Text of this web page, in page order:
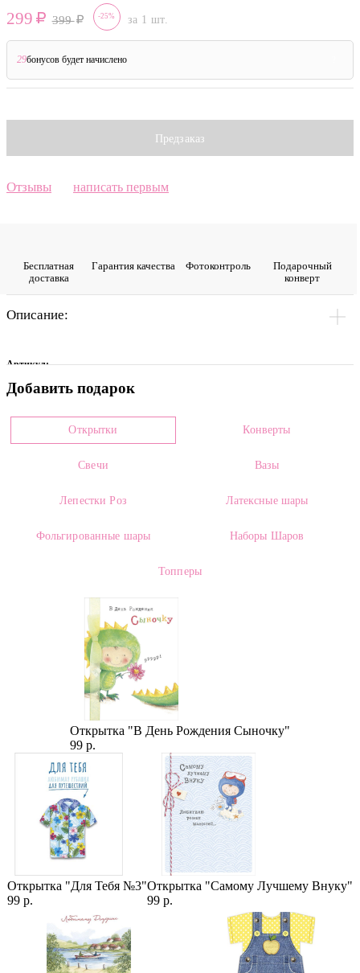
299 399 -25% за 1 шт.
29бонусов будет начислено
Предзаказ
Отзывы написать первым
Бесплатная
доставка
Гарантия качества Фото­контроль
Подарочный
конверт
Описание:
Артикул:
0019546
Цвет
Фиолетовый
Хлопок Фиолетовый на палке сухоцвет оптом (1 штука)
Сухоцветы оптом
Мега цветы
О цветке:
Количество: 10 шт
Добавить подарок
Открытки Конверты
Свечи Вазы
Лепестки Роз Латексные шары
Фольгированные шары Наборы Шаров
Топперы
Открытка "В День Рождения Сыночку"
99 р.
Открытка "Для Тебя №3"
99 р.
Открытка "Самому Лучшему Внуку"
99 р.